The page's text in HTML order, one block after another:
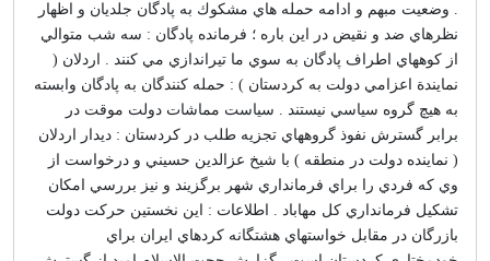
. وضعيت مبهم و ادامه حمله هاي مشكوك به پادگان جلديان و اظهار
نظرهاي ضد و نقيض در اين باره ؛ فرمانده پادگان : سه شب متوالي
از كوههاي اطراف پادگان به سوي ما تيراندازي مي كنند . اردلان (
نمايندة اعزامي دولت به كردستان ) : حمله كنندگان به پادگان وابسته
به هيچ گروه سياسي نيستند . سياست مماشات دولت موقت در
برابر گسترش نفوذ گروههاي تجزيه طلب در كردستان : ديدار اردلان
( نماينده دولت در منطقه ) با شيخ عزالدين حسيني و درخواست از
وي كه فردي را براي فرمانداري شهر برگزيند و نيز بررسي امكان
تشكيل فرمانداري كل مهاباد . اطلاعات : اين نخستين حركت دولت
بازرگان در مقابل خواستهاي هشتگانه كردهاي ايران براي